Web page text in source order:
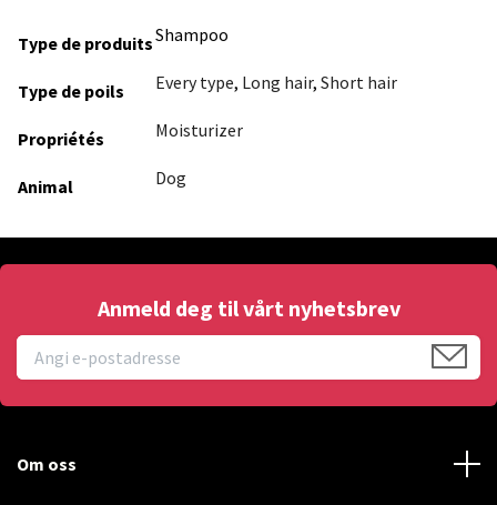
Type de produitsShampoo
Type de poils Every type, Long hair, Short hair
Propriétés Moisturizer
Animal Dog
Anmeld deg til vårt nyhetsbrev
Om oss